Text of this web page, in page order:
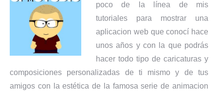
poco de la línea de mis
tutoriales para mostrar una
aplicacion web que conocí hace
unos años y con la que podrás
hacer todo tipo de caricaturas y
composiciones personalizadas de ti mismo y de tus
amigos con la estética de la famosa serie de animacion